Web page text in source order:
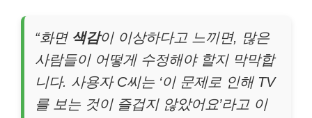
“화면 색감이 이상하다고 느끼면, 많은
사람들이 어떻게 수정해야 할지 막막합
니다. 사용자 C씨는 ‘이 문제로 인해 TV
를 보는 것이 즐겁지 않았어요’라고 이